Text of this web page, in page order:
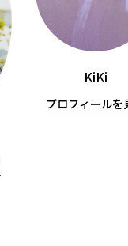
KiKi
プロフィールを